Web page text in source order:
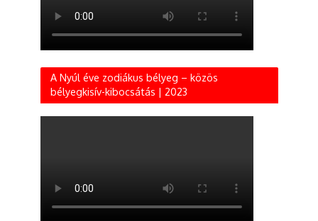
A Nyúl éve zodiákus bélyeg – közös
bélyegkisív-kibocsátás | 2023